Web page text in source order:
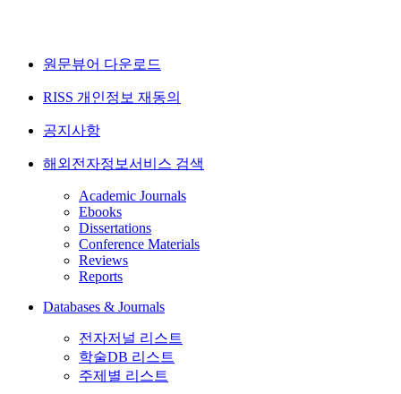
원문뷰어 다운로드
RISS 개인정보 재동의
공지사항
해외전자정보서비스 검색
Academic Journals
Ebooks
Dissertations
Conference Materials
Reviews
Reports
Databases & Journals
전자저널 리스트
학술DB 리스트
주제별 리스트